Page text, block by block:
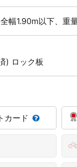
幅1.90m以下、重
) ロック板
カード